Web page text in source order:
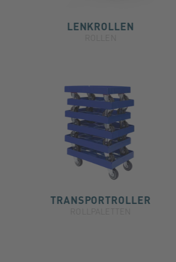
LENKROLLEN
TRANSPORTROLLER